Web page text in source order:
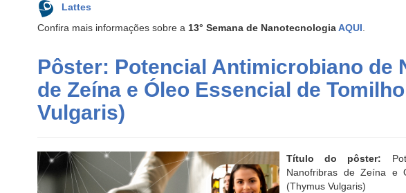
Lattes
Confira mais informações sobre a 13° Semana de NanotecnologiaAQUI.
Pôster: Potencial Antimicrobiano de
de Zeína e Óleo Essencial de
Vulgaris)
Título do pôster:
Nanofribras de Zeína e
(Thymus Vulgaris)